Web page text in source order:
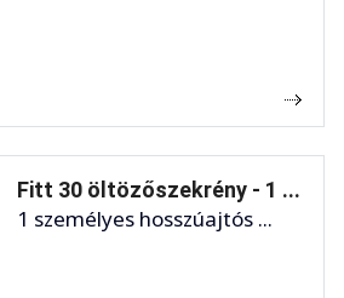
Fitt 30 öltözőszekrény - 1 ...
1 személyes hosszúajtós ...